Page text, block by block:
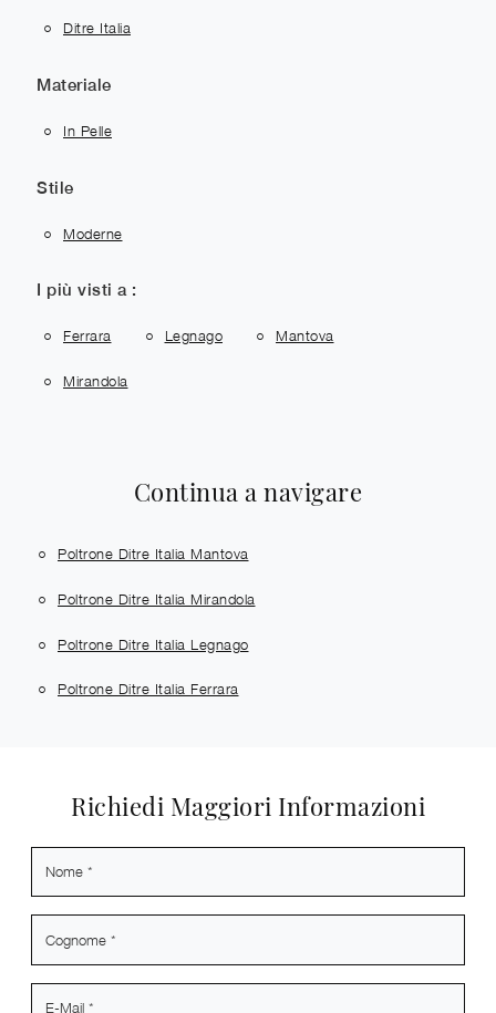
Ditre Italia
Materiale
In Pelle
Stile
Moderne
I più visti a :
Ferrara Legnago Mantova
Mirandola
Continua a navigare
Poltrone Ditre Italia Mantova
Poltrone Ditre Italia Mirandola
Poltrone Ditre Italia Legnago
Poltrone Ditre Italia Ferrara
Richiedi Maggiori Informazioni